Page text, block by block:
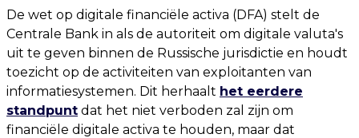
De wet op digitale financiële activa (DFA) stelt de
Centrale Bank in als de autoriteit om digitale valuta's
uit te geven binnen de Russische jurisdictie en houdt
toezicht op de activiteiten van exploitanten van
informatiesystemen. Dit herhaalt het eerdere
standpunt dat het niet verboden zal zijn om
financiële digitale activa te houden, maar dat